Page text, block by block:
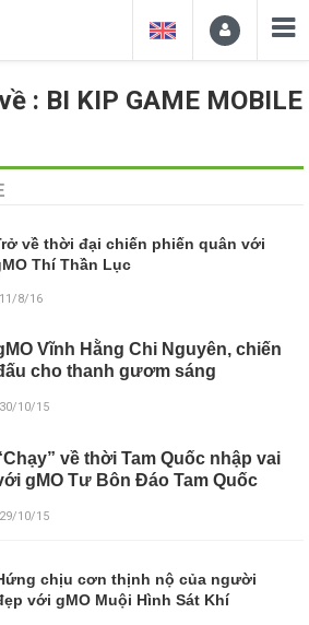
: BI KIP GAME MOBILE
về thời đại chiến phiến quân với
Thí Thần Lục
8/16
Vĩnh Hằng Chi Nguyên, chiến
cho thanh gươm sáng
10/15
về thời Tam Quốc nhập vai
gMO Tư Bôn Đáo Tam Quốc
10/15
chịu cơn thịnh nộ của người
với gMO Muội Hình Sát Khí